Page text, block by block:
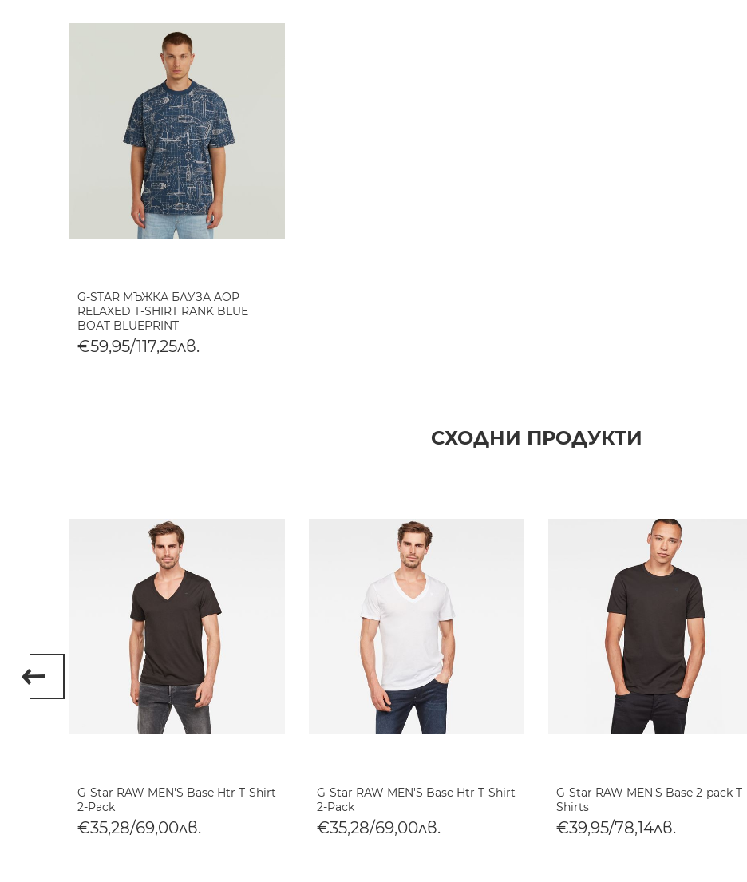
G-STAR МЪЖКА БЛУЗА AOP
RELAXED T-SHIRT RANK BLUE
BOAT BLUEPRINT
€59,95/117,25лв.
СХОДНИ ПРОДУКТИ
G-Star RAW MEN'S Base Htr T-Shirt
2-Pack
€35,28/69,00лв.
G-Star RAW MEN'S Base Htr T-Shirt
2-Pack
€35,28/69,00лв.
G-Star RAW MEN'S Base 2-pack T-
Shirts
€39,95/78,14лв.